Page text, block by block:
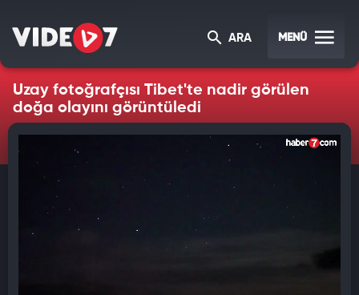
ARA MENÜ
Uzay fotoğrafçısı Tibet'te nadir görülen
doğa olayını görüntüledi